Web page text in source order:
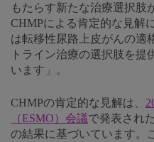
もたらす新たな治療選択肢
CHMPによる肯定的な見解
は転移性尿路上皮がんの適
トライン治療の選択肢を提
います」。
CHMPの肯定的な見解は、
（ESMO）会議で発表され
の結果に基づいています。